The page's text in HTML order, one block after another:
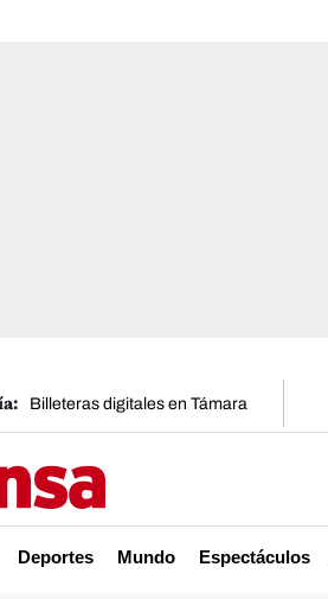
Billeteras digitales en Támara
Deportes Mundo Espectáculos